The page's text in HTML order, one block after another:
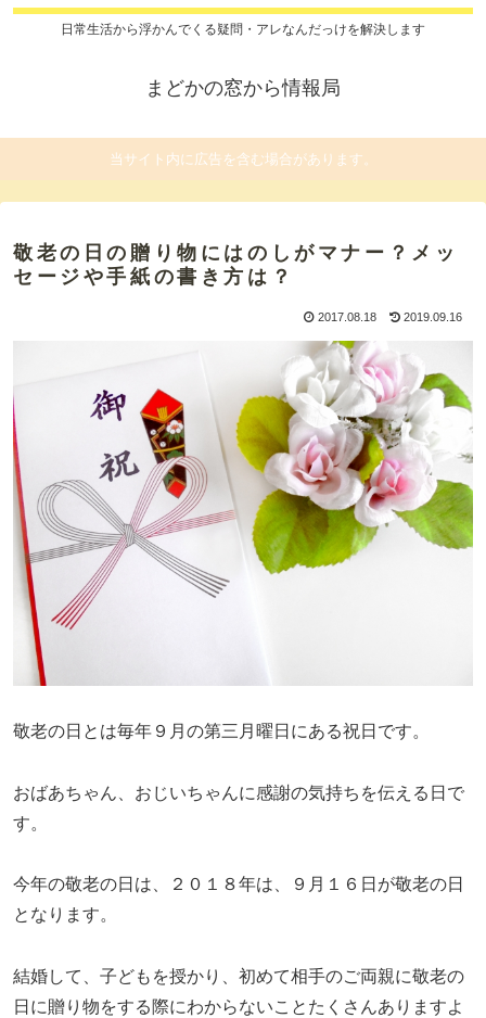
日常生活から浮かんでくる疑問・アレなんだっけを解決します
まどかの窓から情報局
当サイト内に広告を含む場合があります。
敬老の日の贈り物にはのしがマナー？メッ
セージや手紙の書き方は？
2017.08.18 2019.09.16
敬老の日とは毎年９月の第三月曜日にある祝日です。
おばあちゃん、おじいちゃんに感謝の気持ちを伝える日で
す。
今年の敬老の日は、２０１８年は、９月１６日が敬老の日
となります。
結婚して、子どもを授かり、初めて相手のご両親に敬老の
日に贈り物をする際にわからないことたくさんありますよ